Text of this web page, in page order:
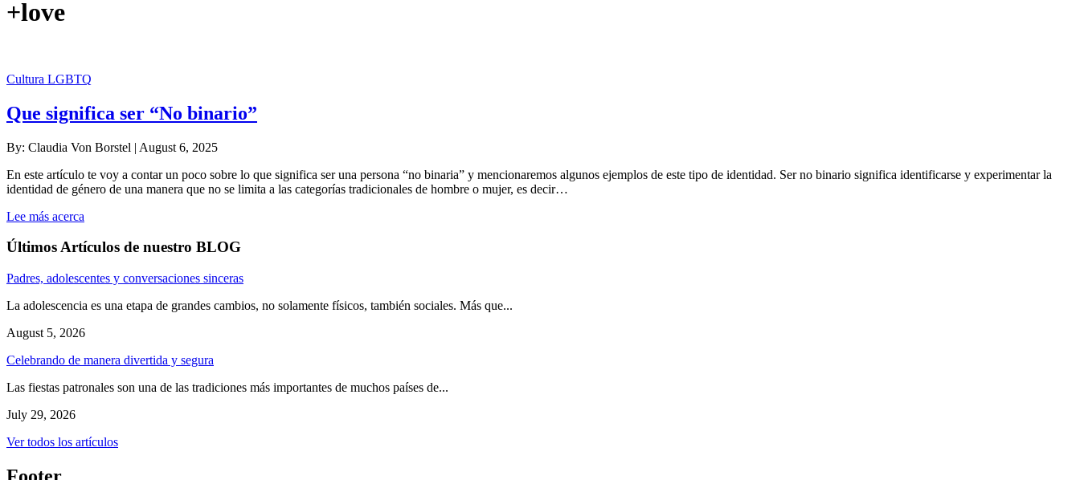
+love
Cultura LGBTQ
Que significa ser “No binario”
By: Claudia Von Borstel | August 6, 2025
En este artículo te voy a contar un poco sobre lo que significa ser una persona “no binaria” y mencionaremos algunos ejemplos de este tipo de identidad. Ser no binario significa identificarse y experimentar la
identidad de género de una manera que no se limita a las categorías tradicionales de hombre o mujer, es decir…
Lee más acerca
Últimos Artículos de nuestro BLOG
Padres, adolescentes y conversaciones sinceras
La adolescencia es una etapa de grandes cambios, no solamente físicos, también sociales. Más que...
August 5, 2026
Celebrando de manera divertida y segura
Las fiestas patronales son una de las tradiciones más importantes de muchos países de...
July 29, 2026
Ver todos los artículos